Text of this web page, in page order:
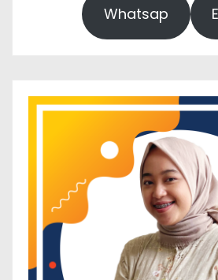
Whatsap